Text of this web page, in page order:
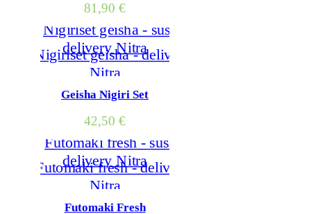
81,90 €
Geisha Nigiri Set
42,50 €
Futomaki Fresh